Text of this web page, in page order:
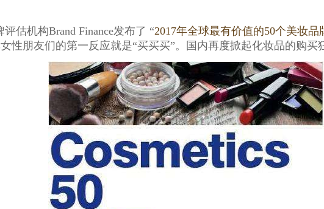
估机构Brand Finance发布了 “2017年全球最有价值的50个美妆品
性朋友们的第一反应就是“买买买”。国内再度掀起化妆品的购买